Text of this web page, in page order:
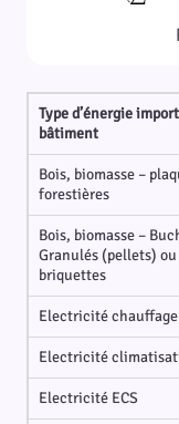
Type d’énergie
bâtiment
Bois, biomasse –
forestières
Bois, biomasse –
Granulés (pellets) ou
briquettes
Electricité chauffage
Electricité
Electricité ECS